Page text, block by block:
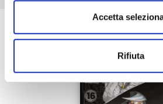
Accetta
Rifiuta
Se ti è piaciuto